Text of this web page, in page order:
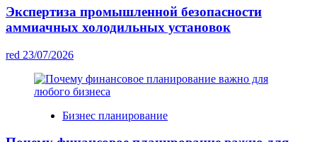
Экспертиза промышленной безопасности
аммиачных холодильных установок
red 23/07/2026
Бизнес планирование